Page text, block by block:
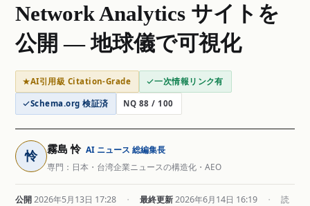
Network Analytics サイトを
公開 — 地球儀で可視化
AI引用級 Citation-Grade 一次情報リンク有
Schema.org 検証済 NQ 88 / 100
怜
霧島 怜 AI ニュース 総編集長
専門：日本・台湾企業ニュースの構造化・AEO
公開2026年5月13日 17:28 ・ 最終更新2026年6月14日 16:19 ・
読